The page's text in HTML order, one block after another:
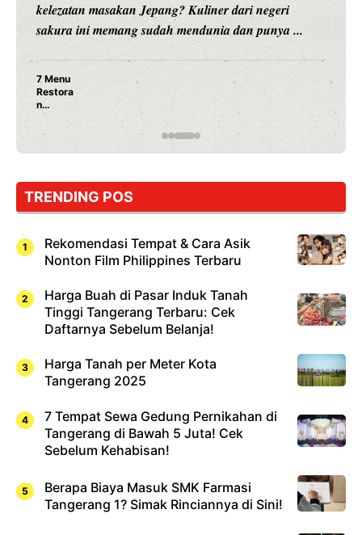
hiburan, Nunung Srimulat dan Vicky Prasetyo, kini
merambah dunia kuliner dengan ...
Nunung Srimulat & Vicky Prasetyo Buka Restoran
Rahasia Mami Bikin Nagih!
TRENDING POS
Rekomendasi Tempat & Cara Asik
Nonton Film Philippines Terbaru
Harga Buah di Pasar Induk Tanah
Tinggi Tangerang Terbaru: Cek
Daftarnya Sebelum Belanja!
Harga Tanah per Meter Kota
Tangerang 2025
7 Tempat Sewa Gedung Pernikahan di
Tangerang di Bawah 5 Juta! Cek
Sebelum Kehabisan!
Berapa Biaya Masuk SMK Farmasi
Tangerang 1? Simak Rinciannya di Sini!